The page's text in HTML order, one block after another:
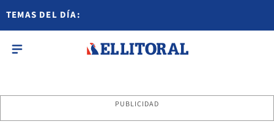
TEMAS DEL DÍA:
PUBLICIDAD